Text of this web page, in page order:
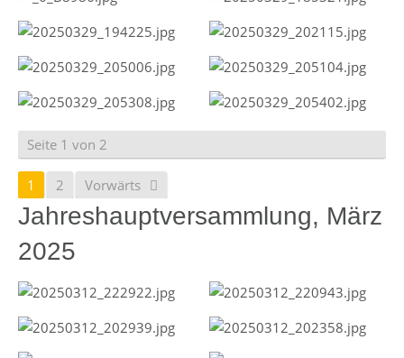
Seite 1 von 2
1 2 Vorwärts
Jahreshauptversammlung, März
2025